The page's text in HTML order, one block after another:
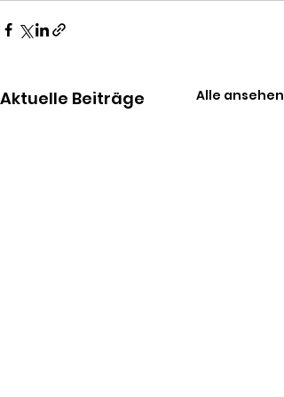
Aktuelle Beiträge Alle ansehen